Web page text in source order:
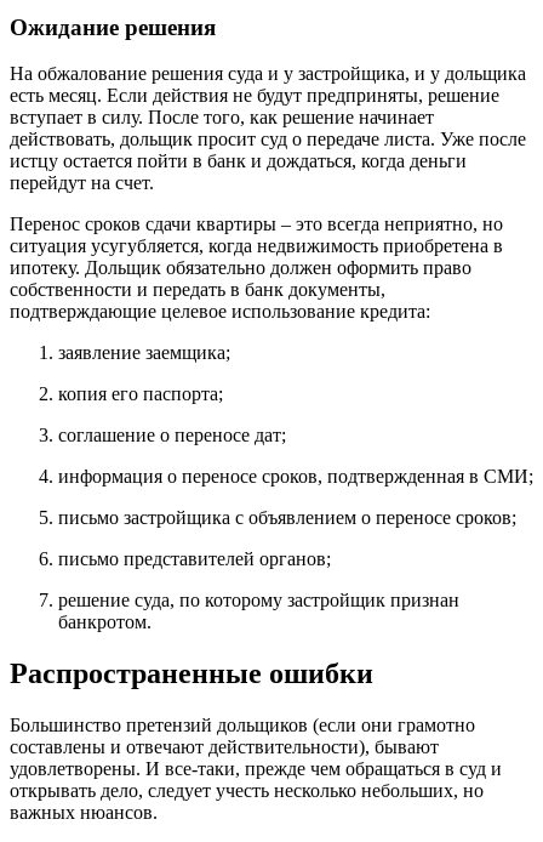
Ожидание решения
На обжалование решения суда и у застройщика, и у дольщика
есть месяц. Если действия не будут предприняты, решение
вступает в силу. После того, как решение начинает
действовать, дольщик просит суд о передаче листа. Уже после
истцу остается пойти в банк и дождаться, когда деньги
перейдут на счет.
Перенос сроков сдачи квартиры – это всегда неприятно, но
ситуация усугубляется, когда недвижимость приобретена в
ипотеку. Дольщик обязательно должен оформить право
собственности и передать в банк документы,
подтверждающие целевое использование кредита:
заявление заемщика;
копия его паспорта;
соглашение о переносе дат;
информация о переносе сроков, подтвержденная в СМИ;
письмо застройщика с объявлением о переносе сроков;
письмо представителей органов;
решение суда, по которому застройщик признан
банкротом.
Распространенные ошибки
Большинство претензий дольщиков (если они грамотно
составлены и отвечают действительности), бывают
удовлетворены. И все-таки, прежде чем обращаться в суд и
открывать дело, следует учесть несколько небольших, но
важных нюансов.